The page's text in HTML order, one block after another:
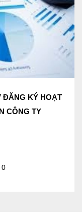
ĐĂNG KÝ HOẠT
CÔNG TY
0